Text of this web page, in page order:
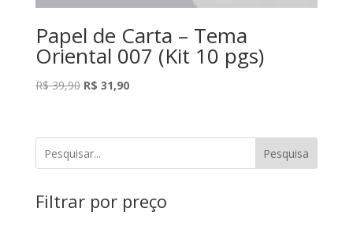
Papel de Carta – Tema
Oriental 007 (Kit 10 pgs)
R$39,90 O
era:
R$ 39,90.
R$ 31,90O
é:
Pesquisa
Filtrar por preço